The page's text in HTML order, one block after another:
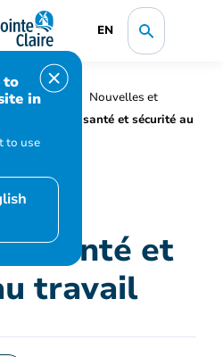
EN
to
in
to use
Nouvelles et
Grands prix santé et sécurité au
santé et
travail